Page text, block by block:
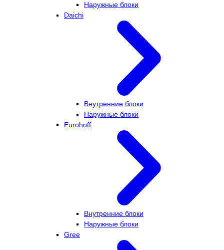
Наружные блоки
Daichi
Внутренние блоки
Наружные блоки
Eurohoff
Внутренние блоки
Наружные блоки
Gree